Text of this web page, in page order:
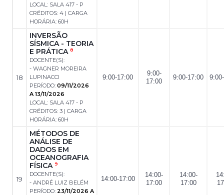
LOCAL: SALA 417 - P
CRÉDITOS: 4 | CARGA
HORÁRIA: 60H
18
INVERSÃO
SÍSMICA - TEORIA
E PRÁTICA 8
DOCENTE(S):
- WAGNER MOREIRA
LUPINACCI
PERÍODO: 09/11/2026
A 13/11/2026
LOCAL: SALA 417 - P
CRÉDITOS: 3 | CARGA
HORÁRIA: 60H
9:00-17:00
9:00-
17:00
9:00-17:00
19
MÉTODOS DE
ANÁLISE DE
DADOS EM
OCEANOGRAFIA
FÍSICA 9
DOCENTE(S):
- ANDRÉ LUIZ BELÉM
PERÍODO: 23/11/2026 A
14:00-17:00
14:00-
17:00
14:00-
17:00